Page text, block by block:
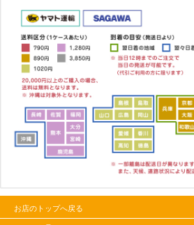
お店のトップへ戻る